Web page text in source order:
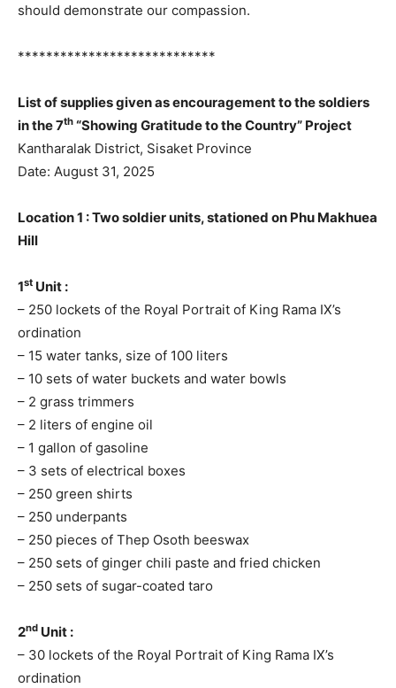
should demonstrate our compassion.
****************************
List of supplies given as encouragement to the soldiers
in the 7th “Showing Gratitude to the Country” Project
Kantharalak District, Sisaket Province
Date: August 31, 2025
Location 1 : Two soldier units, stationed on Phu Makhuea
Hill
1st Unit :
– 250 lockets of the Royal Portrait of King Rama IX’s
ordination
– 15 water tanks, size of 100 liters
– 10 sets of water buckets and water bowls
– 2 grass trimmers
– 2 liters of engine oil
– 1 gallon of gasoline
– 3 sets of electrical boxes
– 250 green shirts
– 250 underpants
– 250 pieces of Thep Osoth beeswax
– 250 sets of ginger chili paste and fried chicken
– 250 sets of sugar-coated taro
2nd Unit :
– 30 lockets of the Royal Portrait of King Rama IX’s
ordination